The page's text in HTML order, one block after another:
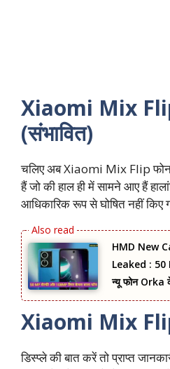
Xiaomi Mix
(संभावित)
चलिए अब Xiaomi Mix Flip फोन
हैं जो की हाल ही में सामने आए हैं
आधिकारिक रूप से घोषित नहीं किए
HMD New
Leaked : 50
न्यू फोन Orka
Xiaomi Mix
डिस्प्ले की बात करें तो प्राप्त